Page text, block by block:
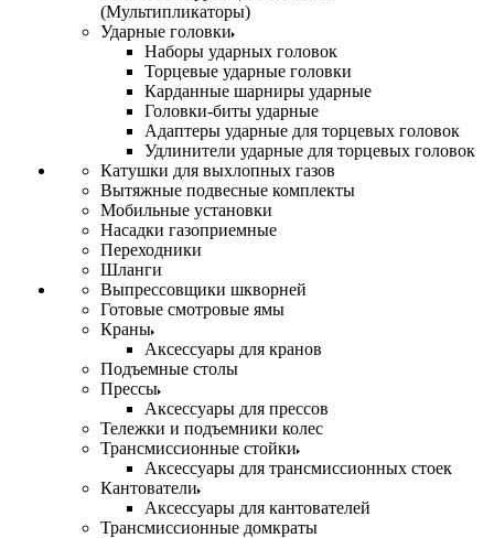
(Мультипликаторы)
Ударные головки
Наборы ударных головок
Торцевые ударные головки
Карданные шарниры ударные
Головки-биты ударные
Адаптеры ударные для торцевых головок
Удлинители ударные для торцевых головок
Катушки для выхлопных газов
Вытяжные подвесные комплекты
Мобильные установки
Насадки газоприемные
Переходники
Шланги
Выпрессовщики шкворней
Готовые смотровые ямы
Краны
Аксессуары для кранов
Подъемные столы
Прессы
Аксессуары для прессов
Тележки и подъемники колес
Трансмиссионные стойки
Аксессуары для трансмиссионных стоек
Кантователи
Аксессуары для кантователей
Трансмиссионные домкраты